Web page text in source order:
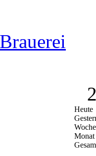
Heute
Woche
Monat